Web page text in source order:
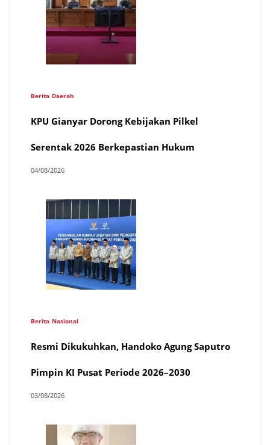
Berita Daerah
KPU Gianyar Dorong Kebijakan Pilkel
Serentak 2026 Berkepastian Hukum
04/08/2026
Berita Nasional
Resmi Dikukuhkan, Handoko Agung Saputro
Pimpin KI Pusat Periode 2026–2030
03/08/2026